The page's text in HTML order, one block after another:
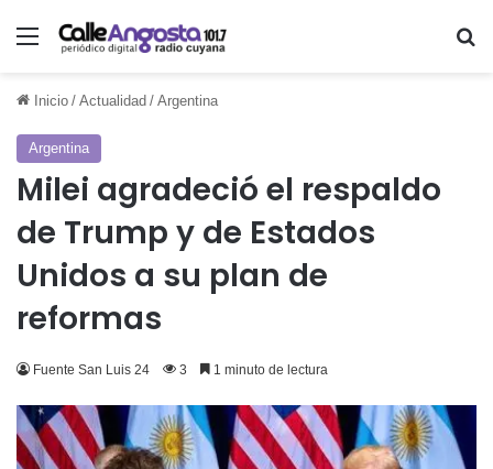
Menú
Inicio / Actualidad / Argentina
Argentina
Milei agradeció el respaldo
de Trump y de Estados
Unidos a su plan de
reformas
Fuente San Luis 24 3 1 minuto de lectura